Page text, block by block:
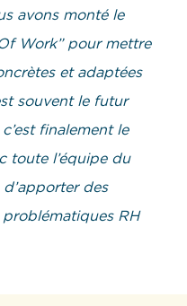
avons monté le
Work” pour mettre
et adaptées
souvent le futur
finalement le
toute l’équipe du
des
RH